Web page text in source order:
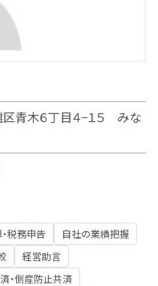
青木６丁目４−１５ みな
税務申告
自社の業績把握
経営助言
・倒産防止共済